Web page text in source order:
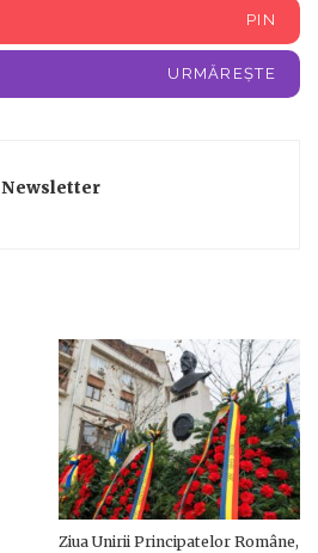
PIN
URMĂREȘTE
Newsletter
Ziua Unirii Principatelor Române,